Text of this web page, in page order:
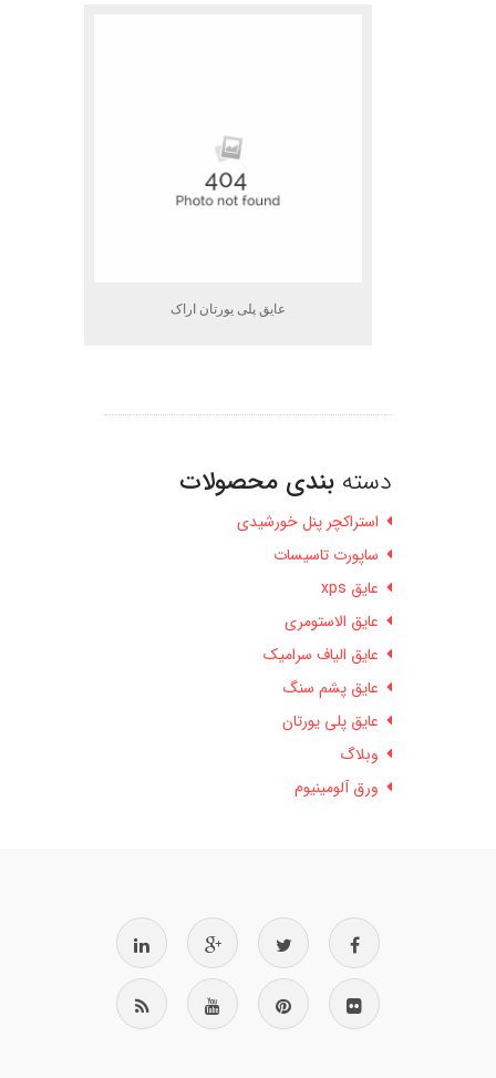
عایق پلی یورتان اراک
دسته بندی محصولات
استراکچر پنل خورشیدی
ساپورت تاسیسات
عایق xps
عایق الاستومری
عایق الیاف سرامیک
عایق پشم سنگ
عایق پلی یورتان
وبلاگ
ورق آلومینیوم